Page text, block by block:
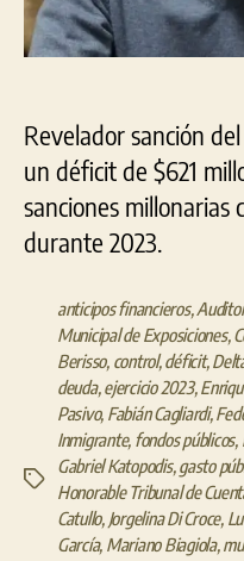
Revelador sanción
un déficit de $621
sanciones millonarias
durante 2023.
Etiquetas
anticipos financieros,
Municipal de Exposiciones,
Berisso, control,déficit,
deuda,ejercicio 2023,
Pasivo, Fabián Cagliardi,
Inmigrante, fondos públicos,
Gabriel Katopodis,gasto
Honorable Tribunal de
Catullo, Jorgelina Di Croce,
García, Mariano Biagiola,